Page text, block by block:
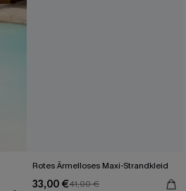
Rotes Ärmelloses Maxi-Strandkleid
33,00 €41,00 €